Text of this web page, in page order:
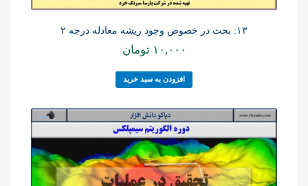
۱۳: بحث در خصوص وجود ریشه معادله درجه ۲
۱۰,۰۰۰ تومان
افزودن به سبد خرید